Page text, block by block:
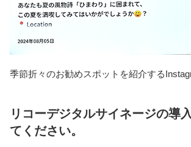
季節折々のお勧めスポットを紹介する
リコーデジタルサイネージの導
てください。